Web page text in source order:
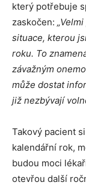
který potřebuje
zaskočen:
situace, kterou
roku. To
závažným
může dostat
již nezbývají
Takový pacient
kalendářní rok,
budou moci
otevřou další